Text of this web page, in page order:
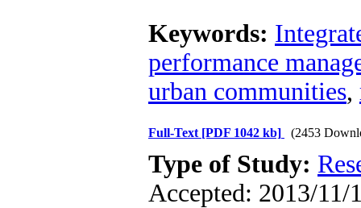
Keywords:
performance
urban communities,
Full-Text [PDF 1042 kb] (2453
Type of Study:
Accepted: 2013/11/